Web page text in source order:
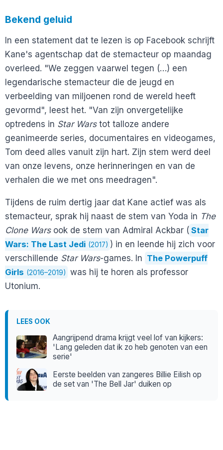
Bekend geluid
In een statement dat te lezen is op Facebook schrijft
Kane's agentschap dat de stemacteur op maandag
overleed. "We zeggen vaarwel tegen (…) een
legendarische stemacteur die de jeugd en
verbeelding van miljoenen rond de wereld heeft
gevormd", leest het. "Van zijn onvergetelijke
optredens in Star Warstot talloze andere
geanimeerde series, documentaires en videogames,
Tom deed alles vanuit zijn hart. Zijn stem werd deel
van onze levens, onze herinneringen en van de
verhalen die we met ons meedragen".
Tijdens de ruim dertig jaar dat Kane actief was als
stemacteur, sprak hij naast de stem van Yoda in The
Clone Warsook de stem van Admiral Ackbar ( Star
Wars: The Last Jedi (2017) ) in en leende hij zich voor
verschillende Star Wars-games. In The Powerpuff
Girls (2016–2019)
was hij te horen als professor
Utonium.
LEES OOK
Aangrijpend drama krijgt veel lof van kijkers:
'Lang geleden dat ik zo heb genoten van een
serie'
Eerste beelden van zangeres Billie Eilish op
de set van 'The Bell Jar' duiken op